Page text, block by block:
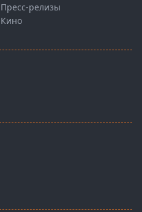
Пресс-релизы
Кино